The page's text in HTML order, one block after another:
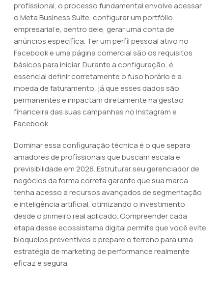
profissional, o processo fundamental envolve acessar
o Meta Business Suite, configurar um portfólio
empresarial e, dentro dele, gerar uma conta de
anúncios específica. Ter um perfil pessoal ativo no
Facebook e uma página comercial são os requisitos
básicos para iniciar. Durante a configuração, é
essencial definir corretamente o fuso horário e a
moeda de faturamento, já que esses dados são
permanentes e impactam diretamente na gestão
financeira das suas campanhas no Instagram e
Facebook.
Dominar essa configuração técnica é o que separa
amadores de profissionais que buscam escala e
previsibilidade em 2026. Estruturar seu gerenciador de
negócios da forma correta garante que sua marca
tenha acesso a recursos avançados de segmentação
e inteligência artificial, otimizando o investimento
desde o primeiro real aplicado. Compreender cada
etapa desse ecossistema digital permite que você evite
bloqueios preventivos e prepare o terreno para uma
estratégia de marketing de performance realmente
eficaz e segura.